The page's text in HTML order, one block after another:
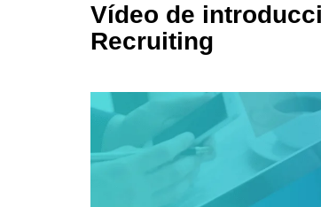
Vídeo de
Recruiting